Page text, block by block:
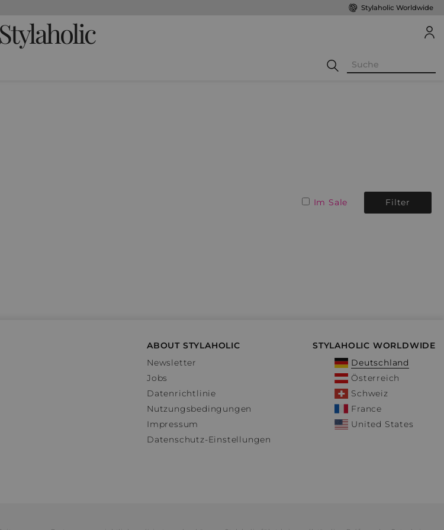
Stylaholic Worldwide
Stylaholic
Im Sale Filter
ABOUT STYLAHOLIC
Newsletter
Jobs
Datenrichtlinie
Nutzungsbedingungen
Impressum
Datenschutz-Einstellungen
STYLAHOLIC WORLDWIDE
Deutschland
Österreich
Schweiz
France
United States